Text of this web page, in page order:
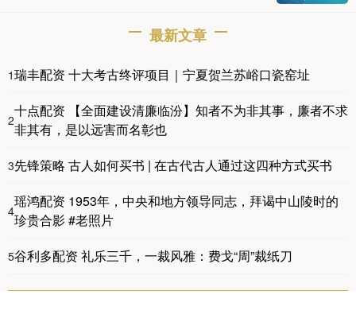
最新文章
1瑞丰配资 十大考古终评项目｜宁夏贺兰苏峪口瓷窑址
2
十点配资 【全面建设清廉临汾】知者不为非其事，廉者不求
非其有，是以远害而名彰也
3先锋策略 古人如何买书 | 在古代古人通过这四种方式买书
4
瑶鸿配资 1953年，中央和地方领导同志，拜谒中山陵时的
珍贵合影 #老照片
5谷利多配资 礼乐三千，一裁风雅：费戈“周”裁纸刀